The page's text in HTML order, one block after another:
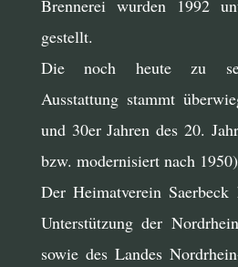
Brennerei wurden 1992
gestellt.
Die noch heute zu
Ausstattung stammt
und 30er Jahren des 20.
bzw. modernisiert nach
Der Heimatverein
Unterstützung der
sowie des Landes